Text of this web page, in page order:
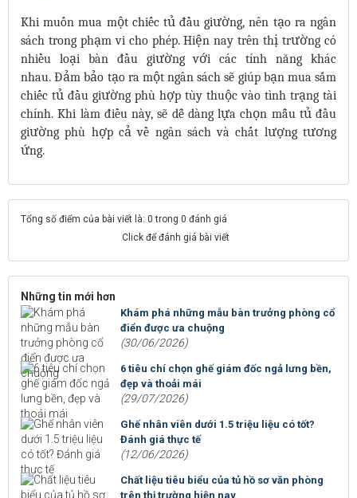
Khi muốn mua một chiếc tủ đầu giường, nên tạo ra ngân
sách trong phạm vi cho phép. Hiện nay trên thị trường có
nhiều loại bàn đầu giường với các tính năng khác
nhau. Đảm bảo tạo ra một ngân sách sẽ giúp bạn mua sắm
chiếc tủ đầu giường phù hợp tùy thuộc vào tình trạng tài
chính. Khi làm điều này, sẽ dễ dàng lựa chọn mẫu tủ đầu
giường phù hợp cả về ngân sách và chất lượng tương
ứng.
Tổng số điểm của bài viết là: 0 trong 0 đánh giá
Click để đánh giá bài viết
Những tin mới hơn
Khám phá những mẫu bàn trưởng phòng cổ
điển được ưa chuộng
(30/06/2026)
6 tiêu chí chọn ghế giám đốc ngả lưng bền,
đẹp và thoải mái
(29/07/2026)
Ghế nhân viên dưới 1.5 triệu liệu có tốt?
Đánh giá thực tế
(12/06/2026)
Chất liệu tiêu biểu của tủ hồ sơ văn phòng
trên thị trường hiện nay